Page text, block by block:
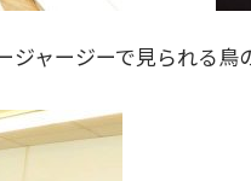
ャージーで見られる鳥